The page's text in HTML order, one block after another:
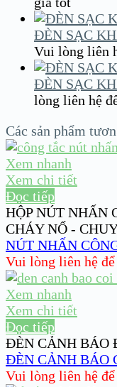
ĐÈN SẠC
Vui lòng liên
ĐÈN SẠC
lòng liên hệ
Các sản phẩm
Xem nhanh
Xem chi tiết
Đọc tiếp
HỘP NÚT NHẤN
CHÁY NỔ -
NÚT NHẤN
Vui lòng liên hệ
Xem nhanh
Xem chi tiết
Đọc tiếp
ĐÈN CẢNH BÁO
ĐÈN CẢNH BÁO
Vui lòng liên hệ